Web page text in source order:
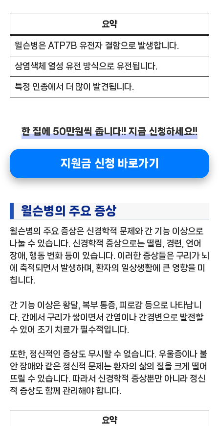
요약
윌슨병은 ATP7B 유전자 결함으로 발생합니다.
상염색체 열성 유전 방식으로 유전됩니다.
특정 인종에서 더 많이 발견됩니다.
한 집에 50만원씩 줍니다!! 지금 신청하세요!!
지원금 신청 바로가기
윌슨병의 주요 증상
윌슨병의 주요 증상은 신경학적 문제와 간 기능 이상으로
나눌 수 있습니다. 신경학적 증상으로는 떨림, 경련, 언어
장애, 행동 변화 등이 있습니다. 이러한 증상들은 구리가 뇌
에 축적되면서 발생하며, 환자의 일상생활에 큰 영향을 미
칩니다.
간 기능 이상은 황달, 복부 통증, 피로감 등으로 나타납니
다. 간에서 구리가 쌓이면서 간염이나 간경변으로 발전할
수 있어 조기 치료가 필수적입니다.
또한, 정신적인 증상도 무시할 수 없습니다. 우울증이나 불
안 장애와 같은 정신적 문제는 환자의 삶의 질을 크게 떨어
뜨릴 수 있습니다. 따라서 신경학적 증상뿐만 아니라 정신
적 증상도 함께 관리해야 합니다.
요약